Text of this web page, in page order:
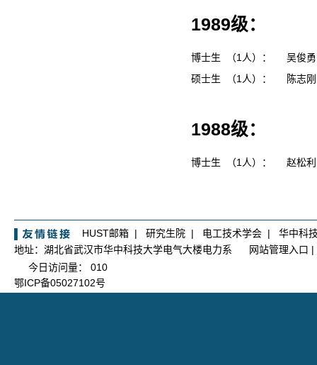
1989级：
博士生 （1人）：
吴俊
硕士生 （1人）：
陈志
1988级：
博士生 （1人）： 赵松
HUST邮箱 | 研究生院 | 电工技术学会 | 华中科
地址：湖北省武汉市华中科技大学电气大楼电力系
网站管理入口 |
今日访问量： 010
鄂ICP备05027102号